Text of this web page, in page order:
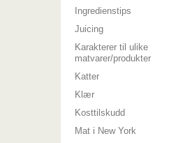
Ingredienstips
Juicing
Karakterer til ulike
matvarer/produkter
Katter
Klær
Kosttilskudd
Mat i New York